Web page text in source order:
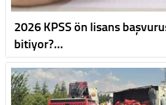
2026 KPSS ön lisans
bitiyor?…